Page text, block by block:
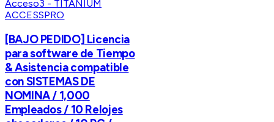
ACCESSPRO
[BAJO PEDIDO] Licencia
para software de Tiempo
& Asistencia compatible
con SISTEMAS DE
NOMINA / 1,000
Empleados / 10 Relojes